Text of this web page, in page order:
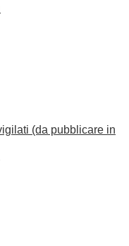
(da pubblicare in